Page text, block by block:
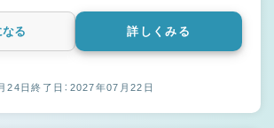
なる 詳しくみる
24日終了日：2027年07月22日